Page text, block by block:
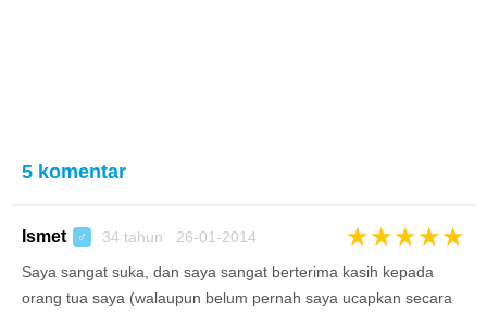
5 komentar
Ismet ♂ 34 tahun 26-01-2014 ★★★★★
Saya sangat suka, dan saya sangat berterima kasih kepada
orang tua saya (walaupun belum pernah saya ucapkan secara